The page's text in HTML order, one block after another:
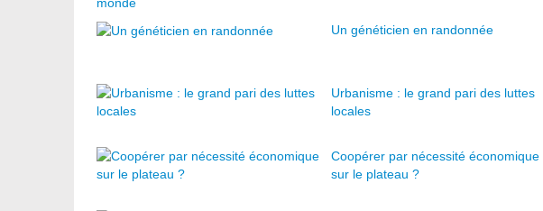
Un généticien en randonnée
Urbanisme : le grand pari des luttes
locales
Coopérer par nécessité économique
sur le plateau ?